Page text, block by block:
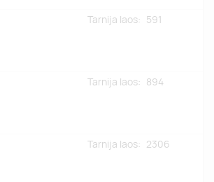
Tarnija laos: 591
Tarnija laos: 894
Tarnija laos: 2306